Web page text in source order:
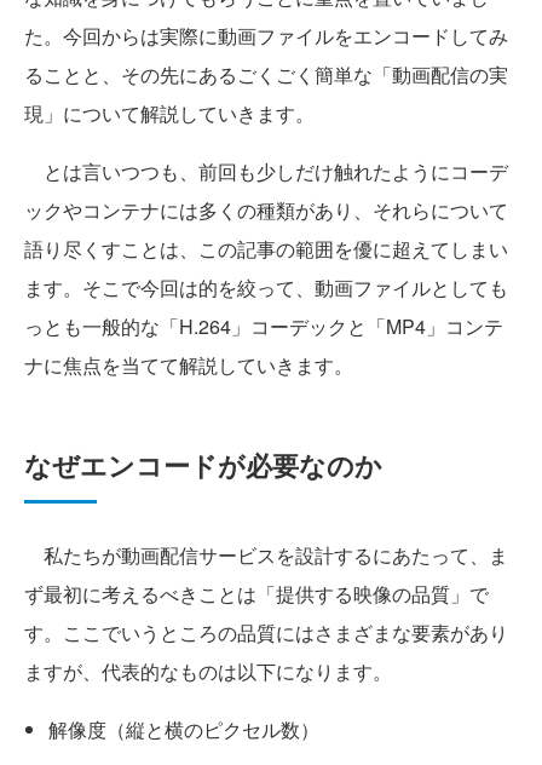
た。今回からは実際に動画ファイルをエンコードしてみ
ることと、その先にあるごくごく簡単な「動画配信の実
現」について解説していきます。
とは言いつつも、前回も少しだけ触れたようにコーデ
ックやコンテナには多くの種類があり、それらについて
語り尽くすことは、この記事の範囲を優に超えてしまい
ます。そこで今回は的を絞って、動画ファイルとしても
っとも一般的な「H.264」コーデックと「MP4」コンテ
ナに焦点を当てて解説していきます。
なぜエンコードが必要なのか
私たちが動画配信サービスを設計するにあたって、ま
ず最初に考えるべきことは「提供する映像の品質」で
す。ここでいうところの品質にはさまざまな要素があり
ますが、代表的なものは以下になります。
解像度（縦と横のピクセル数）